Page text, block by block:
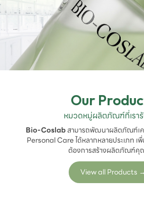
Our
หมวดหมู่ผลิตภัณฑ์ที่เรา
Bio-Coslabสามารถพัฒนาผลิตภัณฑ์เค
Personal Care ได้หลากหลายประเภท
ต้องการสร้างผลิตภัณฑ์คุ
View all Products →